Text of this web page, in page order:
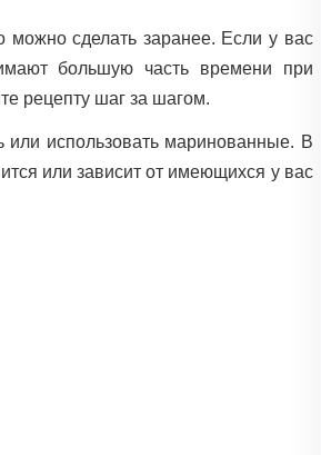
можно сделать заранее. Если у вас
большую часть времени при
рецепту шаг за шагом.
использовать маринованные. В
или зависит от имеющихся у вас